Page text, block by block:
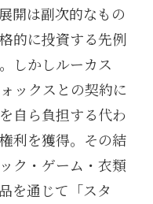
開は副次的なもの
的に投資する先例
しかしルーカス
ックスとの契約に
自ら負担する代わ
利を獲得。その結
ク・ゲーム・衣類
を通じて「スタ